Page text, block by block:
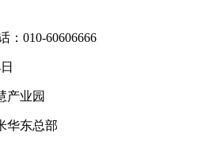
：010-60606666
产业园
华东总部